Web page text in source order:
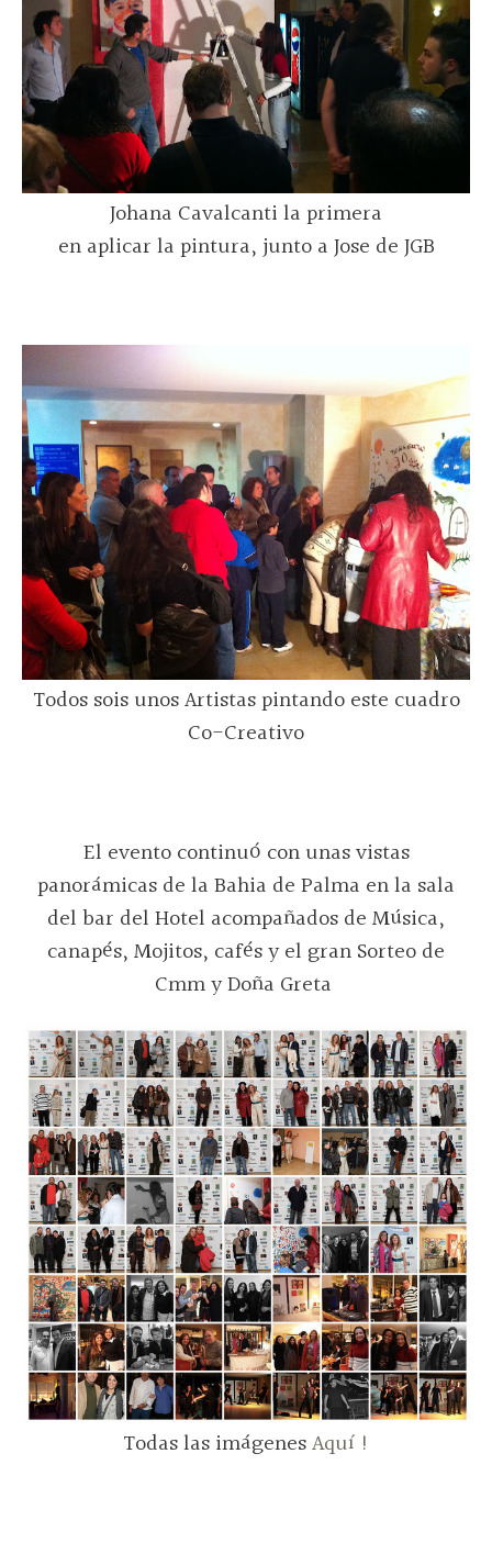
Johana Cavalcanti la primera
en aplicar la pintura, junto a Jose de JGB
Todos sois unos Artistas pintando este cuadro
Co-Creativo
El evento continuó con unas vistas
panorámicas de la Bahia de Palma en la sala
del bar del Hotel acompañados de Música,
canapés, Mojitos, cafés y el gran Sorteo de
Cmm y Doña Greta
Todas las imágenesAquí !